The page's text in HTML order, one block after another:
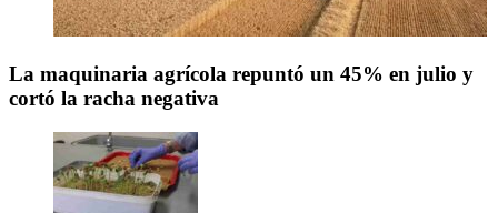
La maquinaria agrícola repuntó un 45% en julio y
cortó la racha negativa